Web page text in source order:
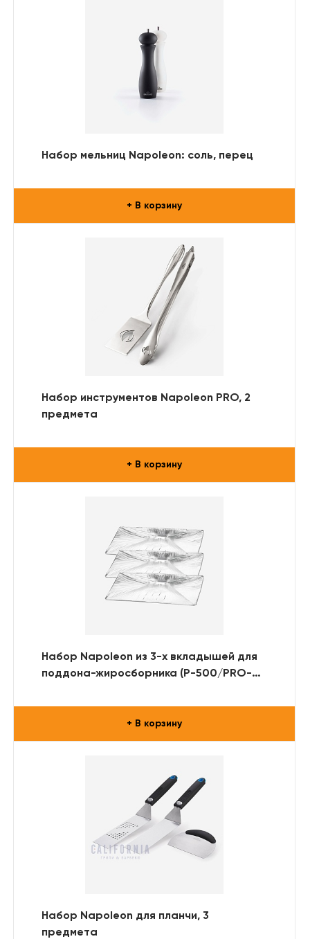
Набор мельниц Napoleon: соль, перец
+ В корзину
Набор инструментов Napoleon PRO, 2
предмета
+ В корзину
Набор Napoleon из 3-х вкладышей для
поддона-жиросборника (P-500/PRO-
+ В корзину
Набор Napoleon для планчи, 3
предмета